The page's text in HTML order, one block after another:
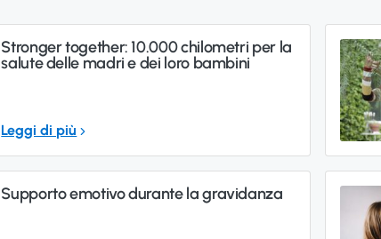
Stronger together: 10.000 chilometri per la
salute delle madri e dei loro bambini
Leggi di più
Supporto emotivo durante la gravidanza